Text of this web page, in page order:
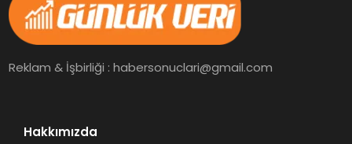
Reklam & İşbirliği : habersonuclari@gmail.com
Hakkımızda